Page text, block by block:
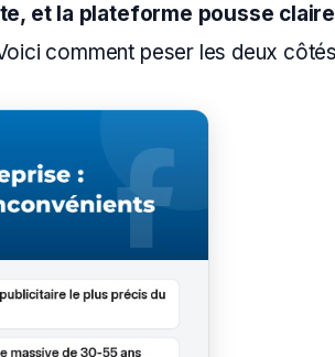
et la plateforme pousse
comment peser les deux